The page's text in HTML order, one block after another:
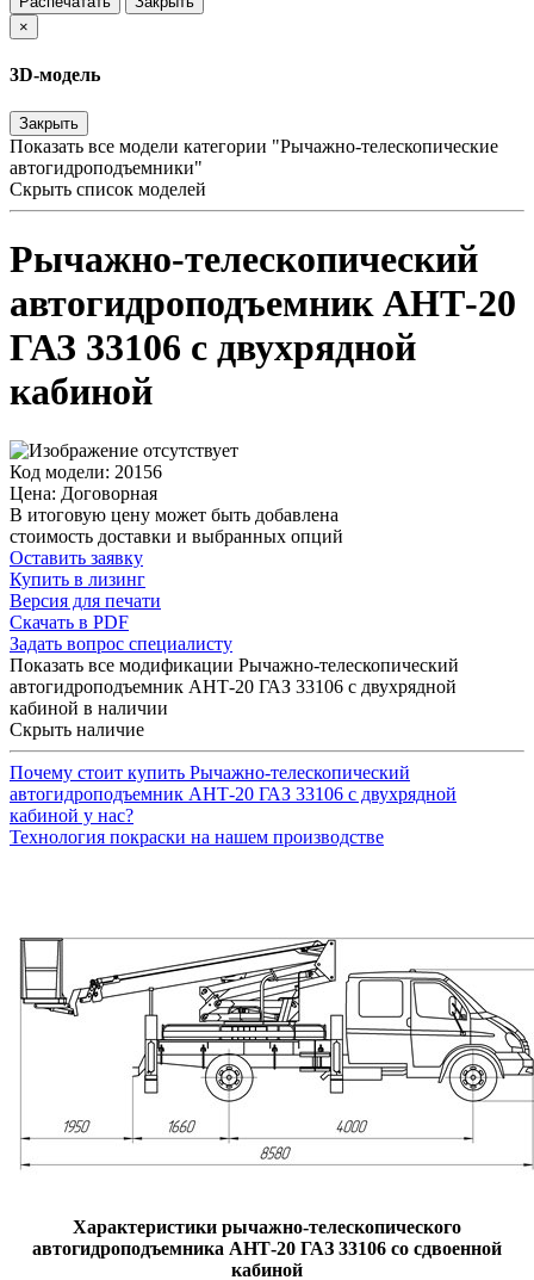
×
3D-модель
Закрыть
Показать все модели категории "Рычажно-телескопические
автогидроподъемники"
Скрыть список моделей
Рычажно-телескопический
автогидроподъемник АНТ-20
ГАЗ 33106 с двухрядной
кабиной
Код модели: 20156
Цена: Договорная
В итоговую цену может быть добавлена
стоимость доставки и выбранных опций
Оставить заявку
Купить в лизинг
Версия для печати
Скачать в PDF
Задать вопрос специалисту
Показать все модификации Рычажно-телескопический
автогидроподъемник АНТ-20 ГАЗ 33106 с двухрядной
кабиной в наличии
Скрыть наличие
Почему стоит купить Рычажно-телескопический
автогидроподъемник АНТ-20 ГАЗ 33106 с двухрядной
кабиной у нас?
Технология покраски на нашем производстве
Характеристики рычажно-телескопического
автогидроподъемника АНТ-20 ГАЗ 33106 со сдвоенной
кабиной